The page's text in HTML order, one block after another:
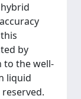
by
to the well-
liquid
reserved.